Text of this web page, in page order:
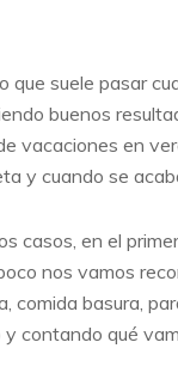
que suele pasar
buenos
vacaciones en
y cuando se
casos, en el
nos vamos
comida basura,
y contando qué